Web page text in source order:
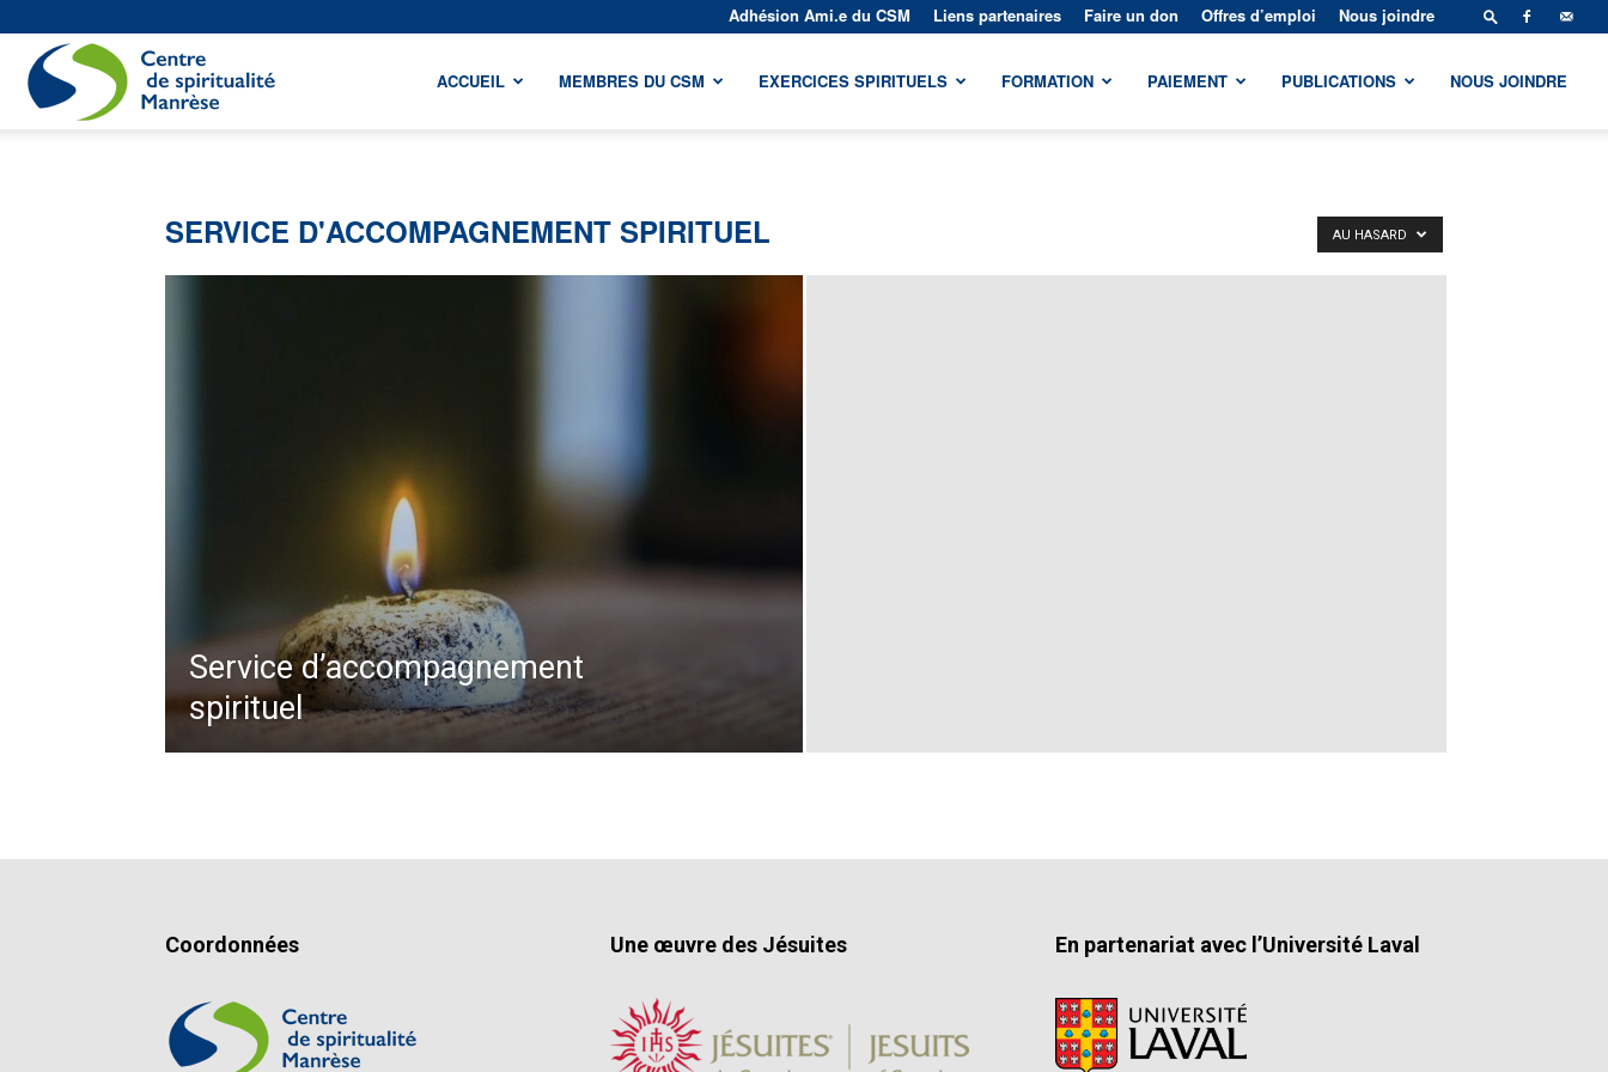
Adhésion Ami.e du CSM Liens partenaires Faire un don Offres d’emploi Nous joindre
spiritualité
ACCUEIL MEMBRES DU CSM EXERCICES SPIRITUELS FORMATION PAIEMENT PUBLICATIONS NOUS JOINDRE
SERVICE D'ACCOMPAGNEMENT SPIRITUEL AU HASARD
Service d’accompagnement
spirituel
Coordonnées Une œuvre des Jésuites En partenariat avec l’Université Laval